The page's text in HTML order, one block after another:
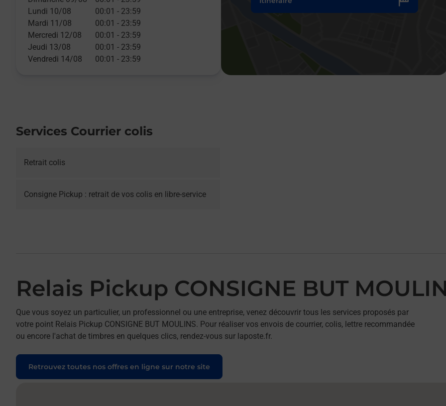
Lundi 10/08
00:01 - 23:59
Mardi 11/08
00:01 - 23:59
Mercredi 12/08
00:01 - 23:59
Jeudi 13/08
00:01 - 23:59
Vendredi 14/08
00:01 - 23:59
Services Courrier colis
Retrait colis
Consigne Pickup : retrait de vos colis en libre-service
Relais Pickup CONSIGNE BUT
Que vous soyez un particulier, un professionnel ou une entreprise, venez découvrir tous les services proposés par
votre point Relais Pickup CONSIGNE BUT MOULINS. Pour réaliser vos envois de courrier, colis, lettre recommandée
ou encore l'achat de timbres en quelques clics, rendez-vous sur laposte.fr.
Retrouvez toutes nos offres en ligne sur notre site